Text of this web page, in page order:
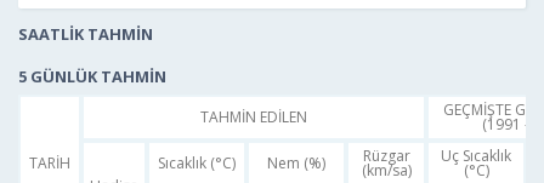
SAATLİK TAHMİN
5 GÜNLÜK TAHMİN
TARİH
TAHMİN EDİLEN GEÇMİŞTE
(1991 -
Sıcaklık (°C) Nem (%) Rüzgar
(km/sa)
Uç Sıcaklık
(°C)